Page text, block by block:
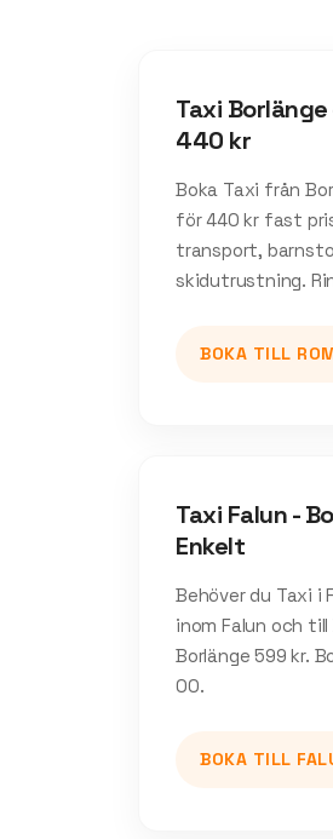
Taxi Borlänge
440 kr
Boka Taxi från
för 440 kr fast
transport,
skidutrustning.
BOKA TILL
Taxi Falun -
Enkelt
Behöver du Taxi i
inom Falun och
Borlänge 599 kr.
00.
BOKA TILL